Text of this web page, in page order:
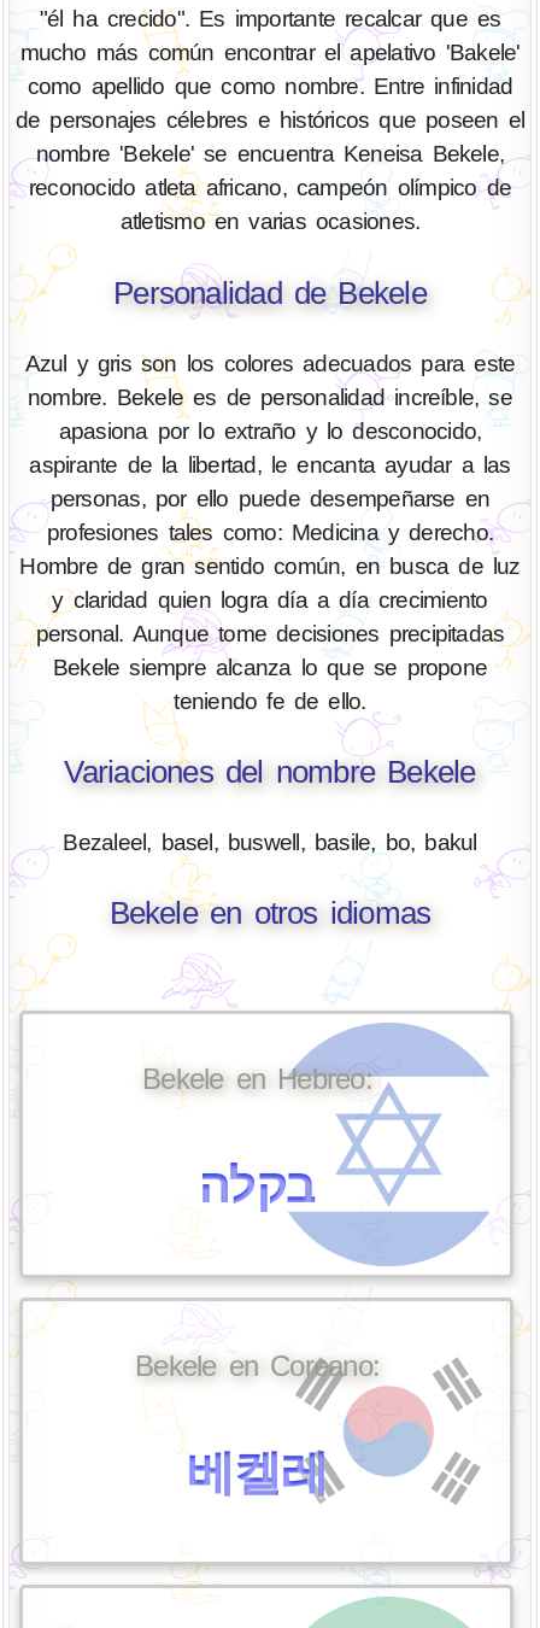
"él ha crecido". Es importante recalcar que es
mucho más común encontrar el apelativo 'Bakele'
como apellido que como nombre. Entre infinidad
de personajes célebres e históricos que poseen el
nombre 'Bekele' se encuentra Keneisa Bekele,
reconocido atleta africano, campeón olímpico de
atletismo en varias ocasiones.
Personalidad de Bekele
Azul y gris son los colores adecuados para este
nombre. Bekele es de personalidad increíble, se
apasiona por lo extraño y lo desconocido,
aspirante de la libertad, le encanta ayudar a las
personas, por ello puede desempeñarse en
profesiones tales como: Medicina y derecho.
Hombre de gran sentido común, en busca de luz
y claridad quien logra día a día crecimiento
personal. Aunque tome decisiones precipitadas
Bekele siempre alcanza lo que se propone
teniendo fe de ello.
Variaciones del nombre Bekele
Bezaleel, basel, buswell, basile, bo, bakul
Bekele en otros idiomas
Bekele en Hebreo:
בקלה
Bekele en Coreano:
베켈레